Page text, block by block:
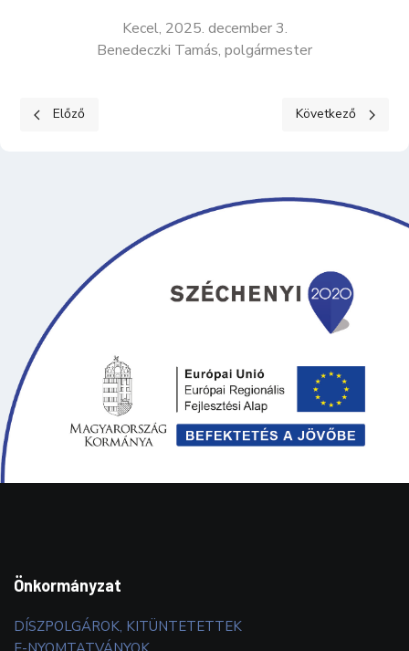
Kecel, 2025. december 3.
Benedeczki Tamás, polgármester
Előző cikk: Képviselő-testületi ülés - 2025. december 18.
Előző Következő cikk:
Következő
Önkormányzat
DÍSZPOLGÁROK, KITÜNTETETTEK